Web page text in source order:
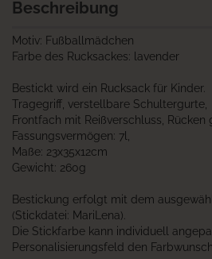
Beschreibung
Motiv: Fußballmädchen
Farbe des Rucksackes: lavender
Bestickt wird ein Rucksack für Kinder.
Tragegriff, verstellbare Schultergurte,
Frontfach mit Reißverschluss, Rücken
Fassungsvermögen: 7l,
Maße: 23x35x12cm
Gewicht: 260g
Bestickung erfolgt mit dem
(Stickdatei: MariLena).
Die Stickfarbe kann individuell
Personalisierungsfeld den